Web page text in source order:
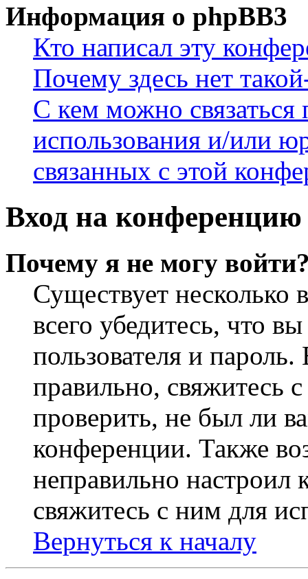
Информация о phpBB3
Кто написал эту
Почему здесь нет
С кем можно связаться
использования и/или
связанных с этой
Вход на конференцию
Почему я не могу
Существует
всего убедитесь, что
пользователя и
правильно, свяжитесь
проверить, не был ли
конференции. Также
неправильно
свяжитесь с ним для
Вернуться к началу